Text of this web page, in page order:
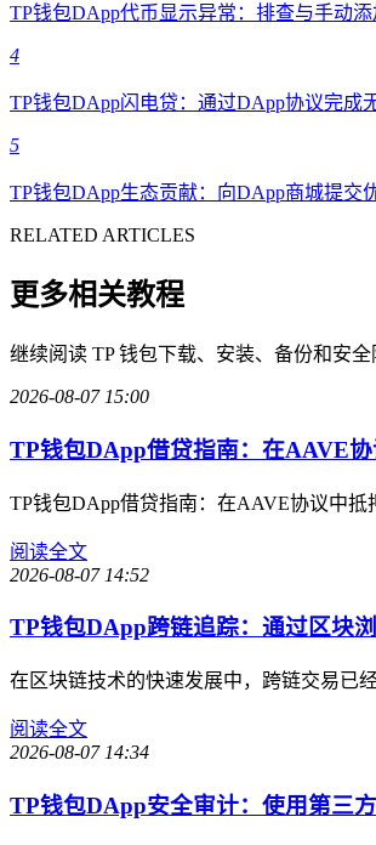
TP钱包DApp代币显示异常：排查与手动
4
TP钱包DApp闪电贷：通过DApp协议完成
5
TP钱包DApp生态贡献：向DApp商城提交
RELATED ARTICLES
更多相关教程
继续阅读 TP 钱包下载、安装、备份和安全
2026-08-07 15:00
TP钱包DApp借贷指南：在AAVE
TP钱包DApp借贷指南：在AAVE协议中
阅读全文
2026-08-07 14:52
TP钱包DApp跨链追踪：通过区块
在区块链技术的快速发展中，跨链交易已
阅读全文
2026-08-07 14:34
TP钱包DApp安全审计：使用第三